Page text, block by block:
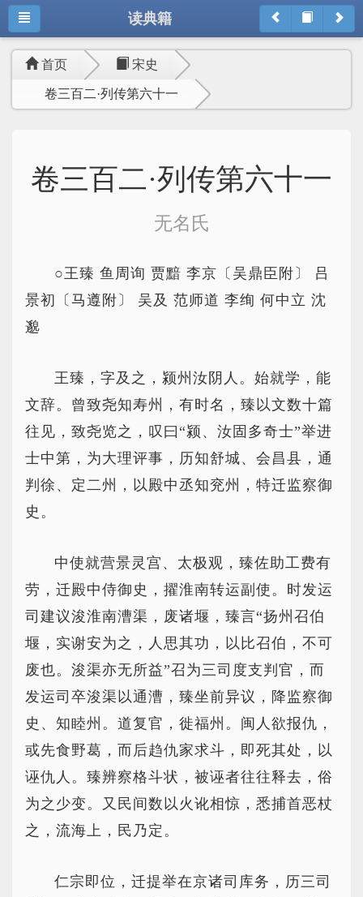
读典籍
首页 宋史
卷三百二·列传第六十一
卷三百二·列传第六十一
无名氏
○王臻 鱼周询 贾黯 李京〔吴鼎臣附〕 吕
景初〔马遵附〕 吴及 范师道 李绚 何中立 沈
邈
王臻，字及之，颍州汝阴人。始就学，能
文辞。曾致尧知寿州，有时名，臻以文数十篇
往见，致尧览之，叹曰“颍、汝固多奇士”举进
士中第，为大理评事，历知舒城、会昌县，通
判徐、定二州，以殿中丞知兖州，特迁监察御
史。
中使就营景灵宫、太极观，臻佐助工费有
劳，迁殿中侍御史，擢淮南转运副使。时发运
司建议浚淮南漕渠，废诸堰，臻言“扬州召伯
堰，实谢安为之，人思其功，以比召伯，不可
废也。浚渠亦无所益”召为三司度支判官，而
发运司卒浚渠以通漕，臻坐前异议，降监察御
史、知睦州。道复官，徙福州。闽人欲报仇，
或先食野葛，而后趋仇家求斗，即死其处，以
诬仇人。臻辨察格斗状，被诬者往往释去，俗
为之少变。又民间数以火讹相惊，悉捕首恶杖
之，流海上，民乃定。
仁宗即位，迁提举在京诸司库务，历三司